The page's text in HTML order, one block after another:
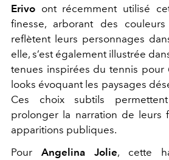
Erivo ont récemment utilisé
finesse, arborant des
reflètent leurs personnages
elle, s’est également illustrée
tenues inspirées du tennis pour
looks évoquant les paysages
Ces choix subtils
prolonger la narration de leurs
apparitions publiques.
Pour Angelina Jolie, cette